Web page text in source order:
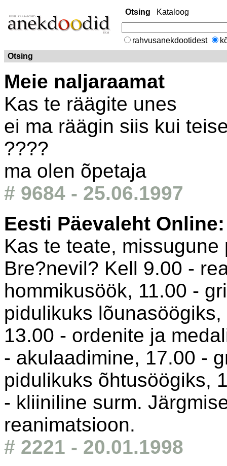
Otsing Kataloog
rahvusanekdootidest
Otsing
Meie naljaraamat
Kas te räägite unes
ei ma räägin siis kui
????
ma olen õpetaja
# 9684 - 25.06.1997
Eesti Päevaleht
Kas te teate,
Bre?nevil? Kell 9.00 -
hommikusöök, 11.00 -
pidulikuks
13.00 - ordenite ja
- akulaadimine, 17.00 -
pidulikuks õhtusöögiks,
- kliiniline surm.
reanimatsioon.
# 2221 - 20.01.1998